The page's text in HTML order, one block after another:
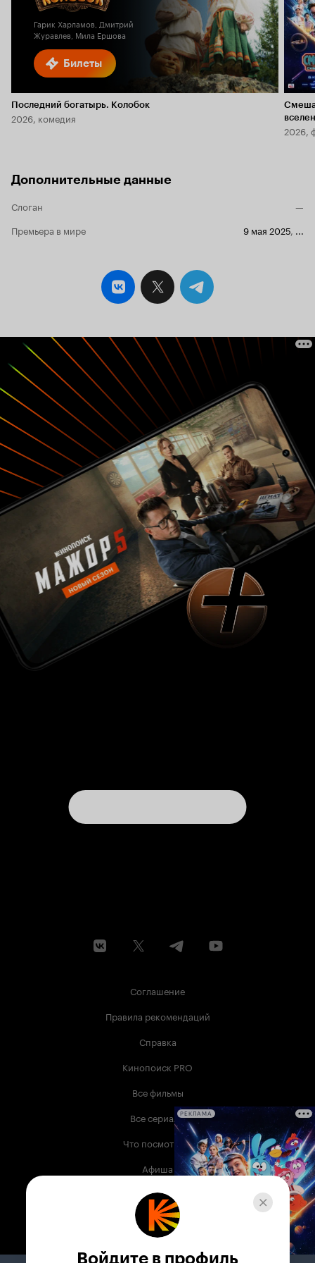
Билеты
Гарик Харламов, Дмитрий
Журавлев, Мила Ершова
Последний богатырь. Колобок
2026, комедия
2026,
Дополнительные данные
Слоган
—
Премьера в мире
9 мая 2025, ...
Соглашение
Правила рекомендаций
Справка
Кинопоиск PRO
Все фильмы
Все сериалы
Что посмотреть
Афиша
Музыка
Телепрограмма
РЕКЛАМА
Войдите в профиль